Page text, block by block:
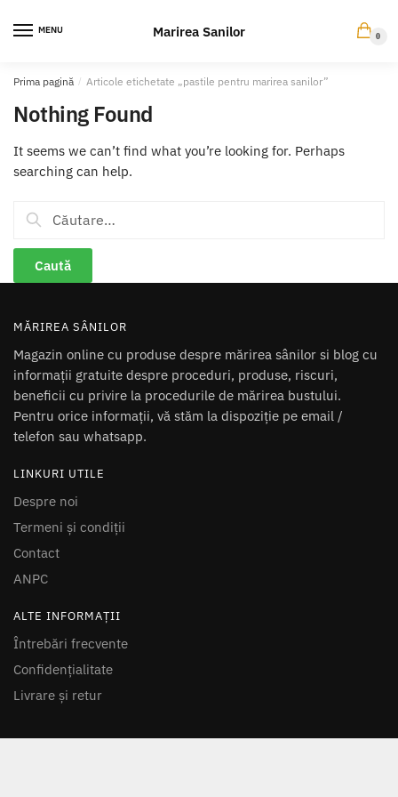
MENU Marirea Sanilor 0
Prima pagină / Articole etichetate „pastile pentru marirea sanilor”
Nothing Found
It seems we can’t find what you’re looking for. Perhaps
searching can help.
Caută
după:
MĂRIREA SÂNILOR
Magazin online cu produse despre mărirea sânilor si blog cu
informații gratuite despre proceduri, produse, riscuri,
beneficii cu privire la procedurile de mărirea bustului.
Pentru orice informații, vă stăm la dispoziție pe email /
telefon sau whatsapp.
LINKURI UTILE
Despre noi
Termeni și condiții
Contact
ANPC
ALTE INFORMAȚII
Întrebări frecvente
Confidențialitate
Livrare și retur